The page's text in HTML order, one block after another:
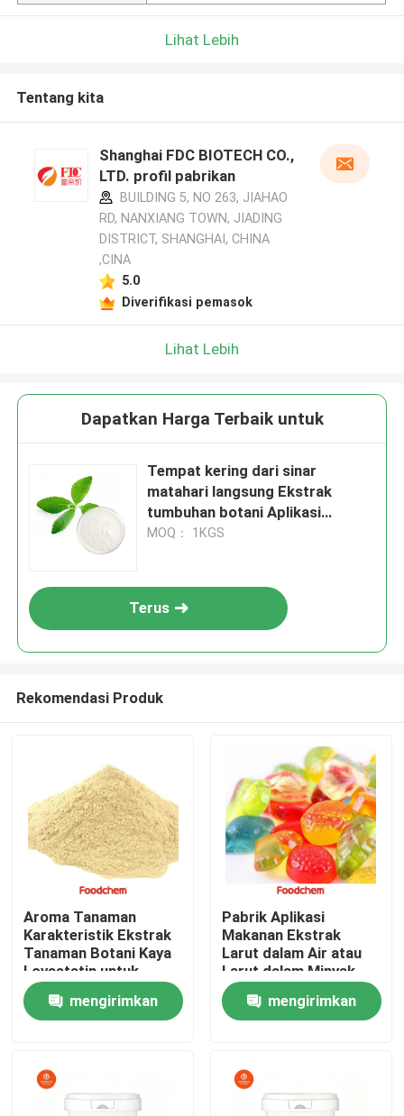
Rumah
Video
Lihat Lebih
Tentang kita
Shanghai FDC BIOTECH CO.,
LTD. profil pabrikan
BUILDING 5, NO 263, JIAHAO
RD, NANXIANG TOWN, JIADING
DISTRICT, SHANGHAI, CHINA
,CINA
5.0
Diverifikasi pemasok
Lihat Lebih
Dapatkan Harga Terbaik untuk
Tempat kering dari sinar
matahari langsung Ekstrak
tumbuhan botani Aplikasi
makanan Ekstrak yang berasal
MOQ： 1KGS
Terus
Rekomendasi Produk
Aroma Tanaman
Karakteristik Ekstrak
Tanaman Botani Kaya
Lovastatin untuk
Produk Farmasi
Kosmetik dan
Nutraceutical
mengirimkan
Pabrik Aplikasi
Makanan Ekstrak
Larut dalam Air atau
Larut dalam Minyak
Tergantung Ekstrak
10 sampai 20g Sampel
Gratis Termasuk
mengirimkan